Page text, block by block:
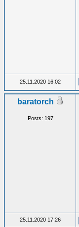
25.11.2020 16:02
baratorch
Posts: 197
25.11.2020 17:26